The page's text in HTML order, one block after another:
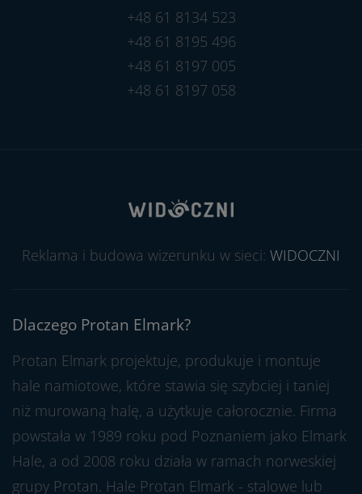
+48 61 8134 523
+48 61 8195 496
+48 61 8197 005
+48 61 8197 058
Reklama i budowa wizerunku w sieci: WIDOCZNI
Dlaczego Protan Elmark?
Protan Elmark projektuje, produkuje i montuje
hale namiotowe, które stawia się szybciej i taniej
niż murowaną halę, a użytkuje całorocznie. Firma
powstała w 1989 roku pod Poznaniem jako Elmark
Hale, a od 2008 roku działa w ramach norweskiej
grupy Protan. Hale Protan Elmark - stalowe lub